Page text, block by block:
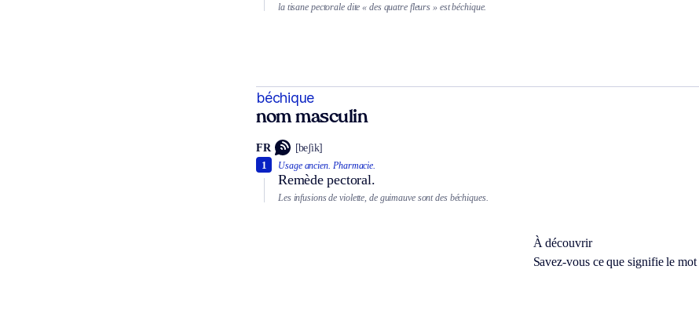
la tisane pectorale dite « des quatre fleurs » est béchique.
béchique
nom masculin
FR [beʃik]
Usage ancien. Pharmacie.
Remède pectoral.
1
Les infusions de violette, de guimauve sont des béchiques.
À découvrir
Savez-vous ce que signifie le mot